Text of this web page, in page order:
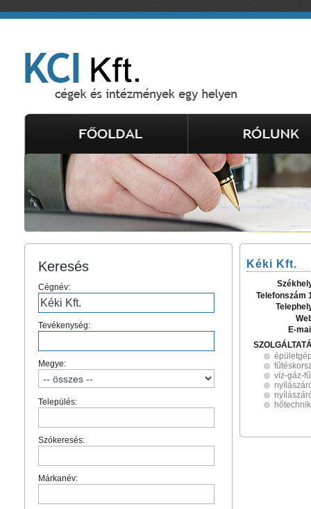
Keresés
Cégnév:
Tevékenység:
Megye:
Település:
Szókeresés:
Márkanév:
Kéki Kft.
Telefonszám
E-
víz-gáz-